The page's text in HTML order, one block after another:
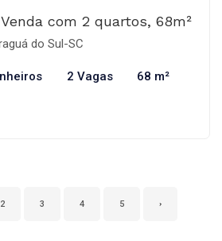
com 2 quartos, 68m²
do Sul-SC
2 Vagas 68 m²
2 3 4 5 ›